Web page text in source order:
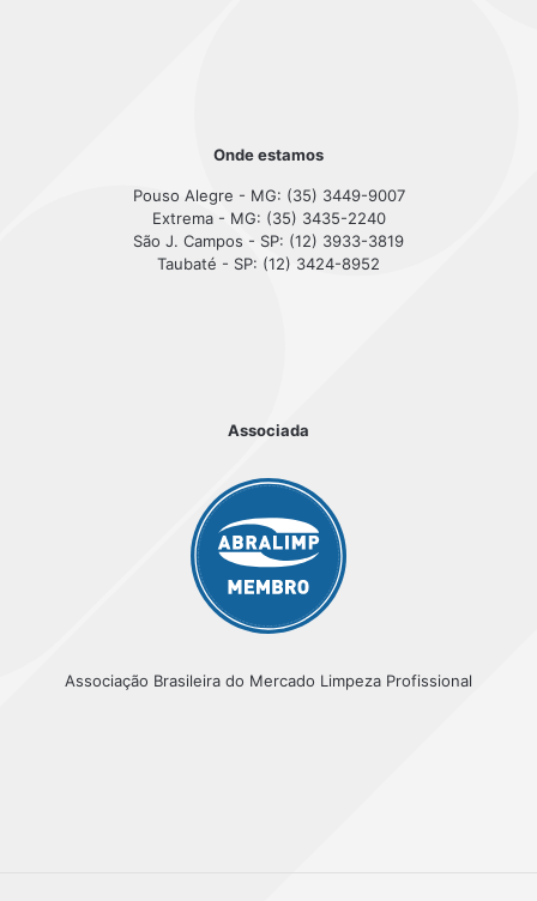
Onde estamos
Pouso Alegre - MG: (35) 3449-9007
Extrema - MG: (35) 3435-2240
São J. Campos - SP: (12) 3933-3819
Taubaté - SP: (12) 3424-8952
Associada
Associação Brasileira do Mercado Limpeza Profissional